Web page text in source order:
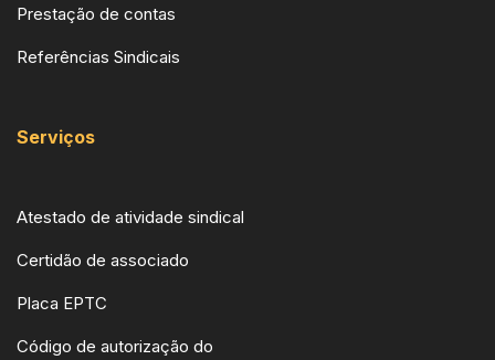
Prestação de contas
Referências Sindicais
Serviços
Atestado de atividade sindical
Certidão de associado
Placa EPTC
Código de autorização do